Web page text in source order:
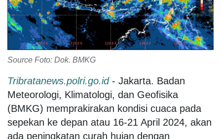
Source Foto: Dok. BMKG
Tribratanews.polri.go.id- Jakarta. Badan
Meteorologi, Klimatologi, dan Geofisika
(BMKG) memprakirakan kondisi cuaca pada
sepekan ke depan atau 16-21 April 2024, akan
ada peningkatan curah hujan dengan